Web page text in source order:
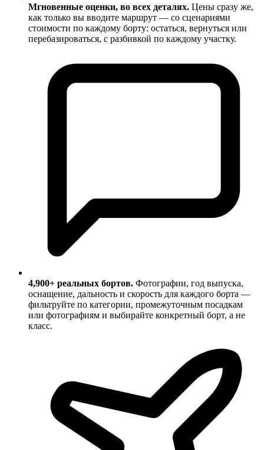
Мгновенные оценки, во всех деталях. Цены сразу же,
как только вы вводите маршрут — со сценариями
стоимости по каждому борту: остаться, вернуться или
перебазироваться, с разбивкой по каждому участку.
4,900+ реальных бортов. Фотографии, год выпуска,
оснащение, дальность и скорость для каждого борта —
фильтруйте по категории, промежуточным посадкам
или фотографиям и выбирайте конкретный борт, а не
класс.